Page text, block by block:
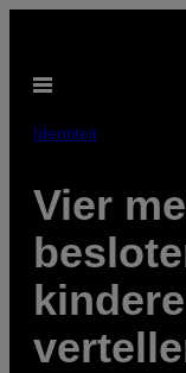
de
inhoud
Open
Identiteit
Vier